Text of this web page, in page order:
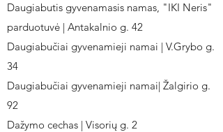
Daugiabutis gyvenamasis namas, "IKI Neris"
parduotuvė | Antakalnio g. 42
Daugiabučiai gyvenamieji namai | V.Grybo g.
34
Daugiabučiai gyvenamieji namai| Žalgirio g.
92
Dažymo cechas | Visorių g. 2